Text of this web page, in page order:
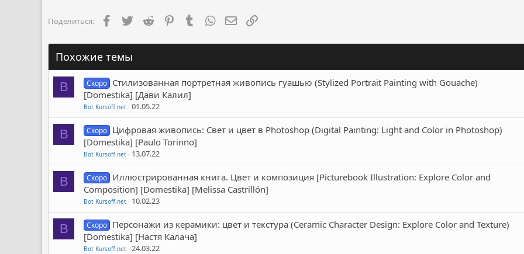
Поделиться: FacebookTwitter Reddit PinterestTumblr WhatsAppЭлектронная почта
Похожие темы
B Скоро Стилизованная портретная живопись гуашью (Stylized Portrait Painting with Gouache)
[Domestika] [Дави Калил]
Bot Kursoff.net 01.05.22
B Скоро Цифровая живопись: Свет и цвет в Photoshop (Digital Painting: Light and Color in Photoshop)
[Domestika] [Paulo Torinno]
Bot Kursoff.net 13.07.22
B Скоро Иллюстрированная книга. Цвет и композиция [Picturebook Illustration: Explore Color and
Composition] [Domestika] [Melissa Castrillón]
Bot Kursoff.net 10.02.23
B Скоро Персонажи из керамики: цвет и текстура (Ceramic Character Design: Explore Color and Texture)
[Domestika] [Настя Калача]
Bot Kursoff.net 24.03.22